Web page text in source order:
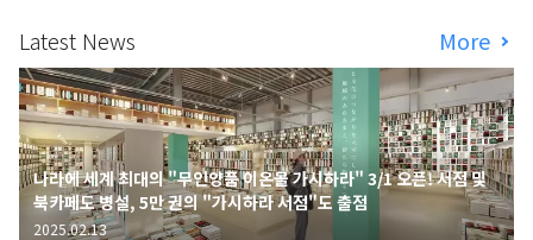
Latest News More
나라에 세계 최대의 "무인양품 이온몰 가시하라" 3/1 오픈! 서점 및
북카페도 병설, 5만 권의 "가시하라 서점"도 출점
2025.02.13